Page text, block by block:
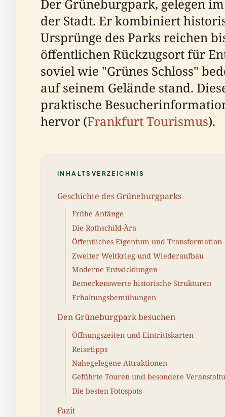
Der Grüneburgpark, gelegen
der Stadt. Er kombiniert
Ursprünge des Parks reichen
öffentlichen Rückzugsort für
soviel wie "Grünes Schloss"
auf seinem Gelände stand.
praktische
hervor (Frankfurt Tourismus).
INHALTSVERZEICHNIS
Geschichte des Grüneburgparks
Frühe Anfänge
Die Rothschild-Ära
Öffentliches Eigentum und Transformation
Zweiter Weltkrieg und Wiederaufbau
Moderne Entwicklungen
Bemerkenswerte historische Strukturen
Erhaltungsbemühungen
Den Grüneburgpark besuchen
Öffnungszeiten und Eintrittskarten
Reisetipps
Nahegelegene Attraktionen
Geführte Touren und besondere
Die besten Fotospots
Fazit